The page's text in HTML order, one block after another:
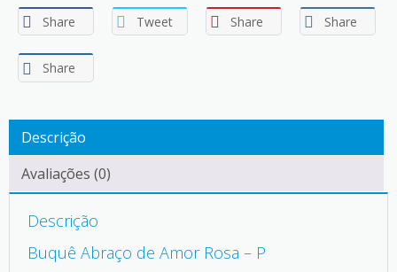
Share
Tweet Share Share
Share
Descrição
Avaliações (0)
Descrição
Buquê Abraço de Amor Rosa – P